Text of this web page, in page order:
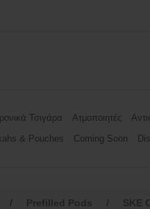
Τσιγάρα Ατμοποιητές
& Pouches
Coming Soon
/ Prefilled Pods / SKE